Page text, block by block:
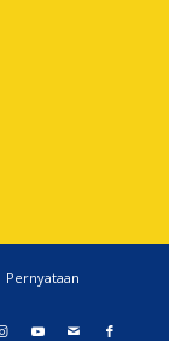
Pernyataan